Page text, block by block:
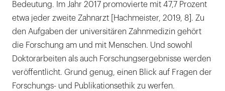
Bedeutung. Im Jahr 2017 promovierte mit 47,7 Prozent
etwa jeder zweite Zahnarzt [Hachmeister, 2019, 8]. Zu
den Aufgaben der universitären Zahnmedizin gehört
die Forschung am und mit Menschen. Und sowohl
Doktorarbeiten als auch Forschungsergebnisse werden
veröffentlicht. Grund genug, einen Blick auf Fragen der
Forschungs- und Publikationsethik zu werfen.